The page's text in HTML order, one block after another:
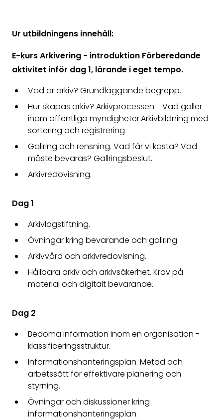
Ur utbildningens innehåll:
E-kurs Arkivering - introduktion Förberedande
aktivitet inför dag 1, lärande i eget tempo.
Vad är arkiv? Grundläggande begrepp.
Hur skapas arkiv? Arkivprocessen - Vad gäller
inom offentliga myndigheter.Arkivbildning med
sortering och registrering
Gallring och rensning. Vad får vi kasta? Vad
måste bevaras? Gallringsbeslut.
Arkivredovisning.
Dag 1
Arkivlagstiftning.
Övningar kring bevarande och gallring.
Arkivvård och arkivredovisning.
Hållbara arkiv och arkivsäkerhet. Krav på
material och digitalt bevarande.
Dag 2
Bedöma information inom en organisation -
klassificeringsstruktur.
Informationshanteringsplan. Metod och
arbetssätt för effektivare planering och
styrning.
Övningar och diskussioner kring
informationshanteringsplan.